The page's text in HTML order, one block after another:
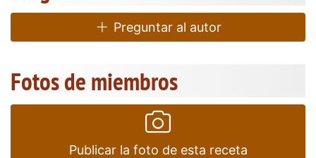
Preguntar al autor
Fotos de miembros
Publicar la foto de esta receta